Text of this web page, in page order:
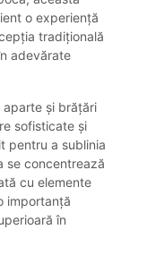
o experiență
tradițională
adevărate
aparte și brățări
sofisticate și
pentru a sublinia
se concentrează
cu elemente
importanță
în